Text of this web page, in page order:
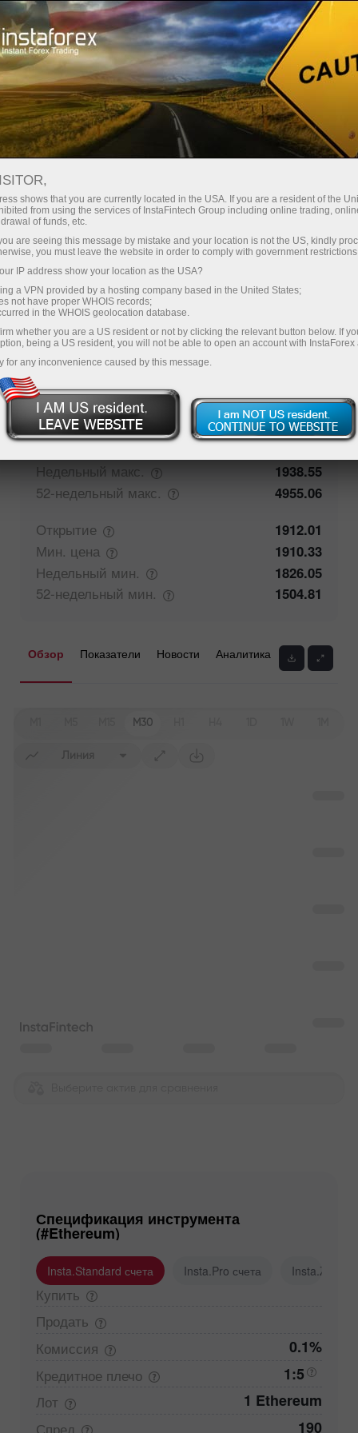
Трейдерам
Торговые условия
Ethereum
1923.46 (%) 09 Aug 2026 14:39
Купить
1923.46
1921.56
Мнение трейдеров
Закрытие
1912.06
Недельный макс.
1938.55
52-недельный макс.
4955.06
Открытие
1912.01
Мин. цена
1910.33
Недельный мин.
1826.05
52-недельный мин. 1504.81
Обзор Показатели Новости Аналитика
M30
Линия
Спецификация инструмента
(#Ethereum)
Insta.Standard счета Insta.Pro счета Insta.Zero
Купить
Продать
Комиссия
0.1%
Кредитное плечо 1:5
Лот 1 Ethereum
Спред 190
shows that you are currently located in the USA. If you are a resident of the
from using the services of InstaFintech Group including online trading,
of funds, etc.
are seeing this message by mistake and your location is not the US, kindly
you must leave the website in order to comply with government
IP address show your location as the USA?
a VPN provided by a hosting company based in the United States;
not have proper WHOIS records;
in the WHOIS geolocation database.
whether you are a US resident or not by clicking the relevant button below. If
being a US resident, you will not be able to open an account with InstaForex
for any inconvenience caused by this message.